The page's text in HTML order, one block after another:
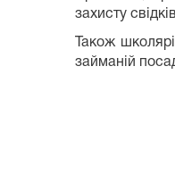
захисту
Також
займаній